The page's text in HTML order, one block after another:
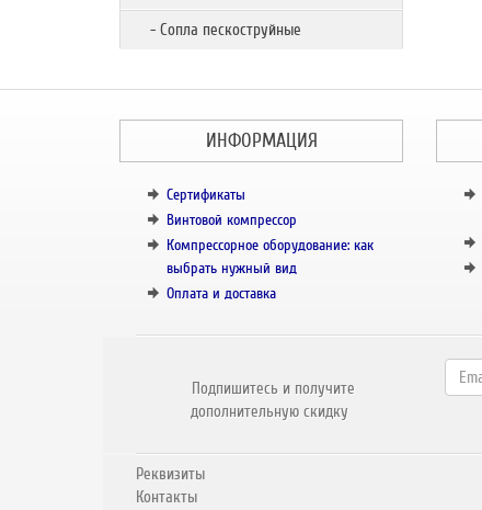
- Сопла пескоструйные
ИНФОРМАЦИЯ
Сертификаты
Винтовой компрессор
Компрессорное оборудование: как
выбрать нужный вид
Оплата и доставка
Подпишитесь и получите
дополнительную скидку
Реквизиты
Контакты